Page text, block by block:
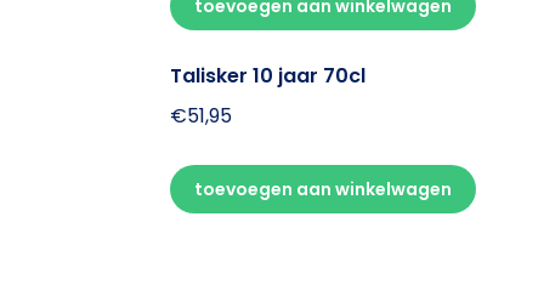
toevoegen aan winkelwagen
Talisker 10 jaar 70cl
€51,95
toevoegen aan winkelwagen